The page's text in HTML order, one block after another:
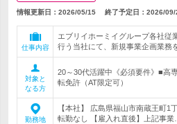
情報更新日：2026/05/15 終了予定日： 2026/09/
仕事内容
エブリイホーミイグループ各社従
行う当社にて、新規事業企画業務
対象と
なる方
20～30代活躍中《必須要件》■高
転免許（AT限定可）
勤務地
【本社】 広島県福山市南蔵王町
転勤なし 【雇入れ直後】上記事業…